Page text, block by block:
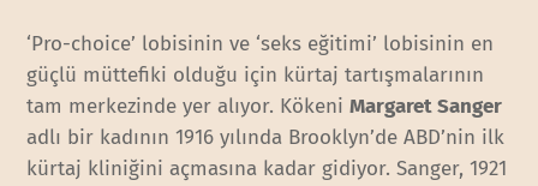
‘Pro-choice’ lobisinin ve ‘seks eğitimi’ lobisinin en
güçlü müttefiki olduğu için kürtaj tartışmalarının
tam merkezinde yer alıyor. KökeniMargaret Sanger
adlı bir kadının 1916 yılında Brooklyn’de ABD’nin ilk
kürtaj kliniğini açmasına kadar gidiyor. Sanger, 1921